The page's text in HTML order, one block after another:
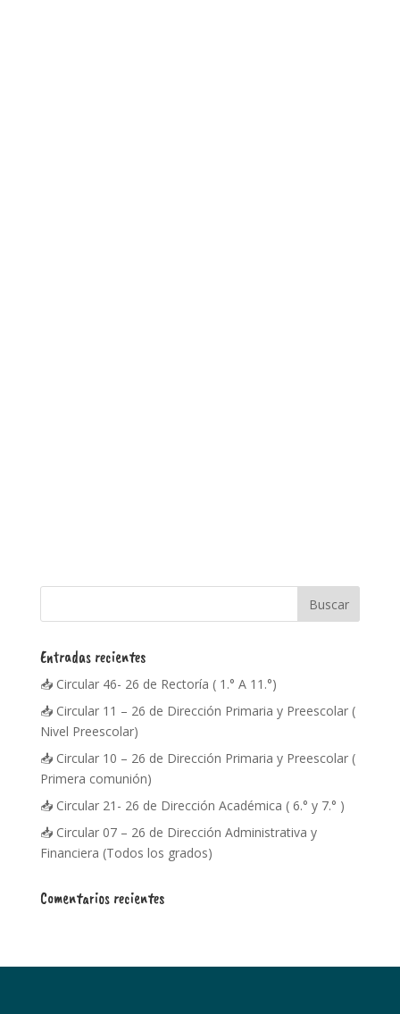
Entradas recientes
📥 Circular 46- 26 de Rectoría ( 1.° A 11.°)
📥 Circular 11 – 26 de Dirección Primaria y Preescolar (
Nivel Preescolar)
📥 Circular 10 – 26 de Dirección Primaria y Preescolar (
Primera comunión)
📥 Circular 21- 26 de Dirección Académica ( 6.° y 7.° )
📥 Circular 07 – 26 de Dirección Administrativa y
Financiera (Todos los grados)
Comentarios recientes